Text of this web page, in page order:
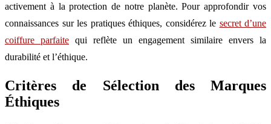
activement à la protection de notre planète. Pour approfondir vos
connaissances sur les pratiques éthiques, considérez le secret d’une
coiffure parfaite qui reflète un engagement similaire envers la
durabilité et l’éthique.
Critères de Sélection des Marques
Éthiques